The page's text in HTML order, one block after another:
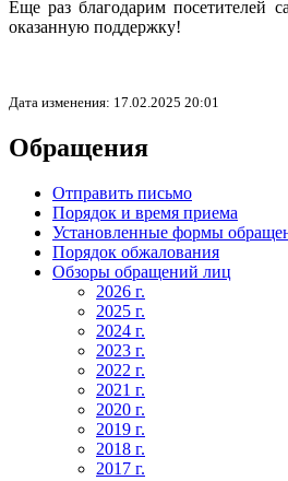
Еще раз благодарим посетителей
оказанную поддержку!
Дата изменения: 17.02.2025 20:01
Обращения
Отправить письмо
Порядок и время приема
Установленные формы
Порядок обжалования
Обзоры обращений лиц
2026 г.
2025 г.
2024 г.
2023 г.
2022 г.
2021 г.
2020 г.
2019 г.
2018 г.
2017 г.